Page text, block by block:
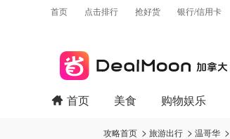
首页 点击排行 抢好货 银行/信用卡
首页 美食 购物娱乐
攻略首页 旅游出行 温哥华